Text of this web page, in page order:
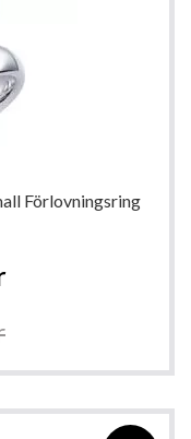
Förlovningsring